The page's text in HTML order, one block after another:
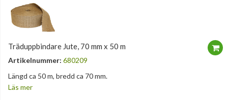
Träduppbindare Jute, 70 mm x 50 m
Artikelnummer: 680209
Längd ca 50 m, bredd ca 70 mm.
Läs mer